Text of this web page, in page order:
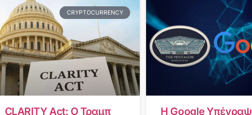
CRYPTOCURRENCY
CLARITY Act: Ο Τραμπ Η Google